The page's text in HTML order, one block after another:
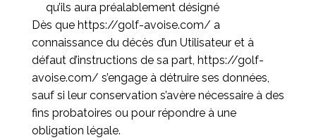
qu’ils aura préalablement désigné
Dès que https://golf-avoise.com/ a
connaissance du décès d’un Utilisateur et à
défaut d’instructions de sa part, https://golf-
avoise.com/ s’engage à détruire ses données,
sauf si leur conservation s’avère nécessaire à des
fins probatoires ou pour répondre à une
obligation légale.